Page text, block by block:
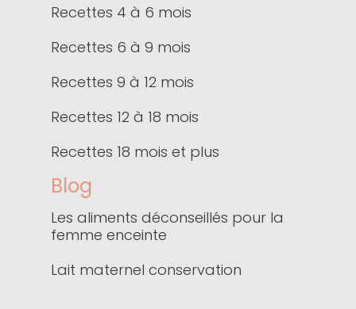
Recettes 4 à 6 mois
Recettes 6 à 9 mois
Recettes 9 à 12 mois
Recettes 12 à 18 mois
Recettes 18 mois et plus
Blog
Les aliments déconseillés pour la
femme enceinte
Lait maternel conservation